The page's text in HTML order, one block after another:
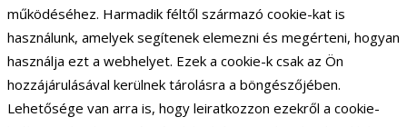
működéséhez. Harmadik féltől származó cookie-kat is
használunk, amelyek segítenek elemezni és megérteni, hogyan
használja ezt a webhelyet. Ezek a cookie-k csak az Ön
hozzájárulásával kerülnek tárolásra a böngészőjében.
Lehetősége van arra is, hogy leiratkozzon ezekről a cookie-